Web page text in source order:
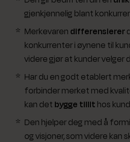
gjenkjennelig blant
Merkevaren differensierer
konkurrenter i øynene til
videre gjør at kunder velger
Har du en godt etablert
forbinder merket med
kan det bygge tillit hos
Den hjelper deg med å
og visjoner, som videre kan